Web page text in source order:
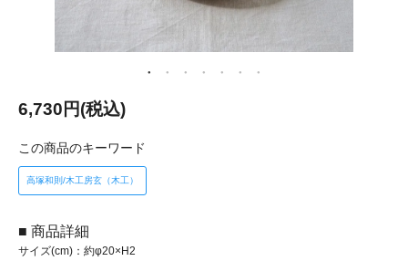
6,730円(税込)
この商品のキーワード
高塚和則/木工房玄（木工）
■ 商品詳細
サイズ(cm)：約φ20×H2